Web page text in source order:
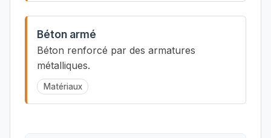
Béton armé
Béton renforcé par des armatures
métalliques.
Matériaux